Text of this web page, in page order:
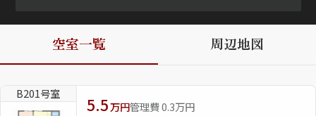
シャーメゾンショップを探す
らくらく内見
自立型サービス付き・シニア向け
空室一覧 周辺地図
B201号室
5.5万円管理費 0.3万円